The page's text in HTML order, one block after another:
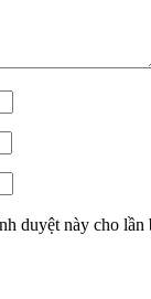
duyệt này cho lần